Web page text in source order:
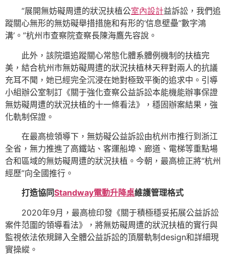
“展開無妨礙周遭的狀況扶植公室內設計益訴訟，我們追
蹤關心無形的無妨礙舉措措施和有形的‘信息壁壘’‘數字鴻
溝’。”杭州市查察院查察長陳海鷹先容說。
此外，該院還追蹤關心常態化體系體例機制的扶植完
美，結合杭州市無妨礙周遭的狀況扶植林天秤對兩人的抗議
充耳不聞，她已經完全沉浸在她對極致平衡的追求中。引導
小組辦公室制訂《關于強化查察公益訴訟本能機能辦事保證
無妨礙周遭的狀況扶植的十一條看法》，穩固辦案結果，強
化軌制保證。
在最高檢領導下，無妨礙公益訴訟由杭州市推行到浙江
全省，無力推進了高鐵站、客運船埠、廊道、電梯等重點場
合和區域的無妨礙周遭的狀況扶植。今朝，最高檢正將“杭州
經歷”向全國推行。
打造協同Standway電動升降桌維護管理格式
2020年9月，最高檢印發《關于積極穩妥拓展公益訴訟
案件范圍的領導看法》，將無妨礙周遭的狀況扶植的實行與
監視依法依規歸入全體公益訴訟的頂層軌制design和詳細現
實操縱。